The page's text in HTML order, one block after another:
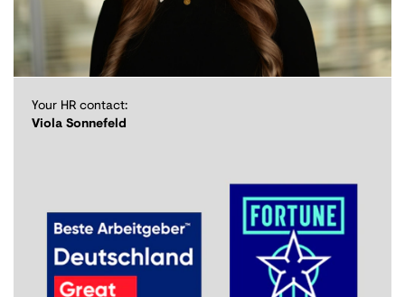
Your HR contact:
Viola Sonnefeld